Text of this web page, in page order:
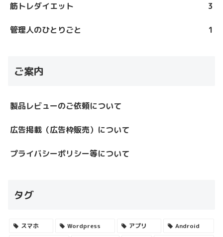
筋トレダイエット 3
管理人のひとりごと 1
ご案内
製品レビューのご依頼について
広告掲載（広告枠販売）について
プライバシーポリシー等について
タグ
スマホ Wordpress アプリ
Android